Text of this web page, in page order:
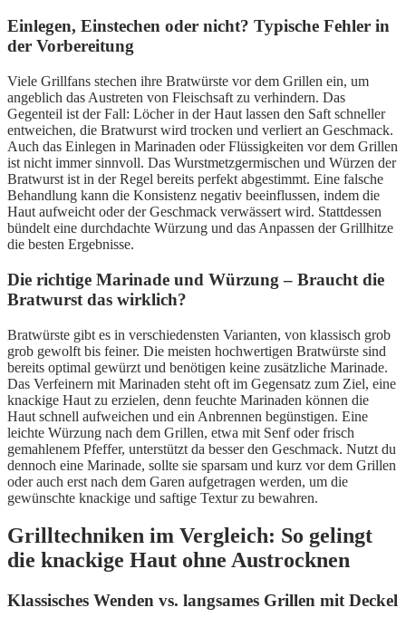
Einlegen, Einstechen oder nicht? Typische Fehler in
der Vorbereitung
Viele Grillfans stechen ihre Bratwürste vor dem Grillen ein, um
angeblich das Austreten von Fleischsaft zu verhindern. Das
Gegenteil ist der Fall: Löcher in der Haut lassen den Saft schneller
entweichen, die Bratwurst wird trocken und verliert an Geschmack.
Auch das Einlegen in Marinaden oder Flüssigkeiten vor dem Grillen
ist nicht immer sinnvoll. Das Wurstmetzgermischen und Würzen der
Bratwurst ist in der Regel bereits perfekt abgestimmt. Eine falsche
Behandlung kann die Konsistenz negativ beeinflussen, indem die
Haut aufweicht oder der Geschmack verwässert wird. Stattdessen
bündelt eine durchdachte Würzung und das Anpassen der Grillhitze
die besten Ergebnisse.
Die richtige Marinade und Würzung – Braucht die
Bratwurst das wirklich?
Bratwürste gibt es in verschiedensten Varianten, von klassisch grob
grob gewolft bis feiner. Die meisten hochwertigen Bratwürste sind
bereits optimal gewürzt und benötigen keine zusätzliche Marinade.
Das Verfeinern mit Marinaden steht oft im Gegensatz zum Ziel, eine
knackige Haut zu erzielen, denn feuchte Marinaden können die
Haut schnell aufweichen und ein Anbrennen begünstigen. Eine
leichte Würzung nach dem Grillen, etwa mit Senf oder frisch
gemahlenem Pfeffer, unterstützt da besser den Geschmack. Nutzt du
dennoch eine Marinade, sollte sie sparsam und kurz vor dem Grillen
oder auch erst nach dem Garen aufgetragen werden, um die
gewünschte knackige und saftige Textur zu bewahren.
Grilltechniken im Vergleich: So gelingt
die knackige Haut ohne Austrocknen
Klassisches Wenden vs. langsames Grillen mit Deckel